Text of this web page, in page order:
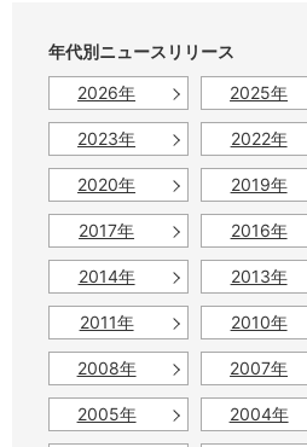
年代別ニュースリリース
2026年
2025年
2023年 2022年
2020年 2019年
2017年 2016年
2014年 2013年
2011年 2010年
2008年 2007年
2005年 2004年